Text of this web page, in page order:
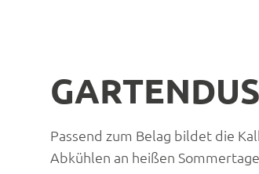
Passend zum Belag bildet die
Abkühlen an heißen